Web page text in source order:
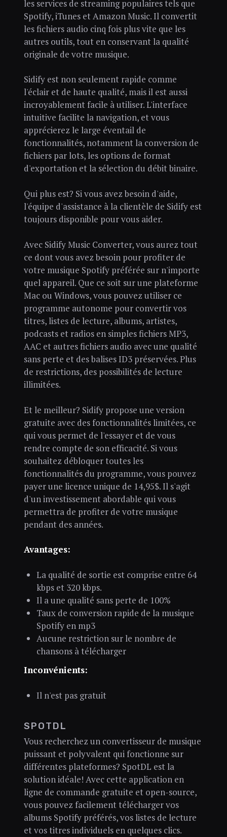
les services de streaming populaires tels que
Spotify, iTunes et Amazon Music. Il convertit
les fichiers audio cinq fois plus vite que les
autres outils, tout en conservant la qualité
originale de votre musique.
Sidify est non seulement rapide comme
l'éclair et de haute qualité, mais il est aussi
incroyablement facile à utiliser. L'interface
intuitive facilite la navigation, et vous
apprécierez le large éventail de
fonctionnalités, notamment la conversion de
fichiers par lots, les options de format
d'exportation et la sélection du débit binaire.
Qui plus est? Si vous avez besoin d'aide,
l'équipe d'assistance à la clientèle de Sidify est
toujours disponible pour vous aider.
Avec Sidify Music Converter, vous aurez tout
ce dont vous avez besoin pour profiter de
votre musique Spotify préférée sur n'importe
quel appareil. Que ce soit sur une plateforme
Mac ou Windows, vous pouvez utiliser ce
programme autonome pour convertir vos
titres, listes de lecture, albums, artistes,
podcasts et radios en simples fichiers MP3,
AAC et autres fichiers audio avec une qualité
sans perte et des balises ID3 préservées. Plus
de restrictions, des possibilités de lecture
illimitées.
Et le meilleur? Sidify propose une version
gratuite avec des fonctionnalités limitées, ce
qui vous permet de l'essayer et de vous
rendre compte de son efficacité. Si vous
souhaitez débloquer toutes les
fonctionnalités du programme, vous pouvez
payer une licence unique de 14,95$. Il s'agit
d'un investissement abordable qui vous
permettra de profiter de votre musique
pendant des années.
Avantages:
La qualité de sortie est comprise entre 64
kbps et 320 kbps.
Il a une qualité sans perte de 100%
Taux de conversion rapide de la musique
Spotify en mp3
Aucune restriction sur le nombre de
chansons à télécharger
Inconvénients:
Il n'est pas gratuit
SPOTDL
Vous recherchez un convertisseur de musique
puissant et polyvalent qui fonctionne sur
différentes plateformes? SpotDL est la
solution idéale! Avec cette application en
ligne de commande gratuite et open-source,
vous pouvez facilement télécharger vos
albums Spotify préférés, vos listes de lecture
et vos titres individuels en quelques clics.